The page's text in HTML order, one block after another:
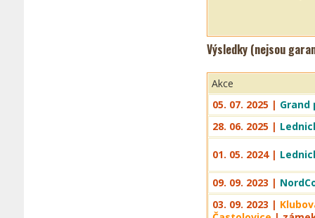
Výsledky (nejsou
Akce
05. 07. 2025 | Grand
28. 06. 2025 |
01. 05. 2024 |
09. 09. 2023 |
03. 09. 2023 |